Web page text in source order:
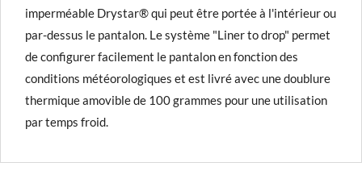
imperméable Drystar® qui peut être portée à l'intérieur ou
par-dessus le pantalon. Le système "Liner to drop" permet
de configurer facilement le pantalon en fonction des
conditions météorologiques et est livré avec une doublure
thermique amovible de 100 grammes pour une utilisation
par temps froid.